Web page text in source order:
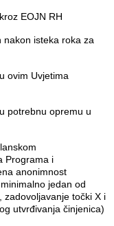
EOJN RH
nakon isteka roka za
ovim Uvjetima
potrebnu opremu u
Programa i
anonimnost
jedan od
zadovoljavanje točki X i
utvrđivanja činjenica)